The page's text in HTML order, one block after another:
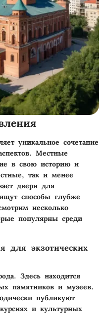
уникальное сочетание
Местные
в свою историю и
так и менее
двери для
способы глубже
несколько
популярны среди
для экзотических
. Здесь находится
памятников и музеев.
публикуют
и культурных